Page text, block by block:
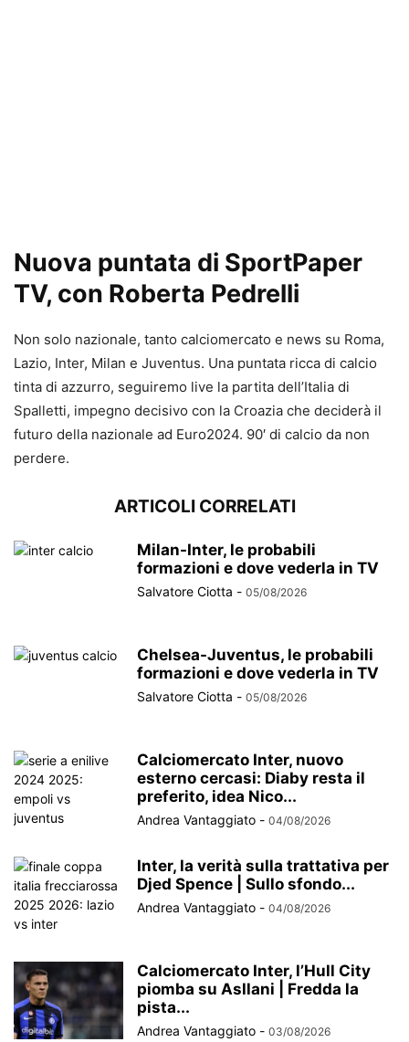
Nuova puntata di SportPaper
TV, con Roberta Pedrelli
Non solo nazionale, tanto calciomercato e news su Roma,
Lazio, Inter, Milan e Juventus. Una puntata ricca di calcio
tinta di azzurro, seguiremo live la partita dell’Italia di
Spalletti, impegno decisivo con la Croazia che deciderà il
futuro della nazionale ad Euro2024. 90′ di calcio da non
perdere.
ARTICOLI CORRELATI
Milan-Inter, le probabili
formazioni e dove vederla in TV
Salvatore Ciotta - 05/08/2026
Chelsea-Juventus, le probabili
formazioni e dove vederla in TV
Salvatore Ciotta - 05/08/2026
Calciomercato Inter, nuovo
esterno cercasi: Diaby resta il
preferito, idea Nico...
Andrea Vantaggiato - 04/08/2026
Inter, la verità sulla trattativa per
Djed Spence | Sullo sfondo...
Andrea Vantaggiato - 04/08/2026
Calciomercato Inter, l’Hull City
piomba su Asllani | Fredda la
pista...
Andrea Vantaggiato - 03/08/2026